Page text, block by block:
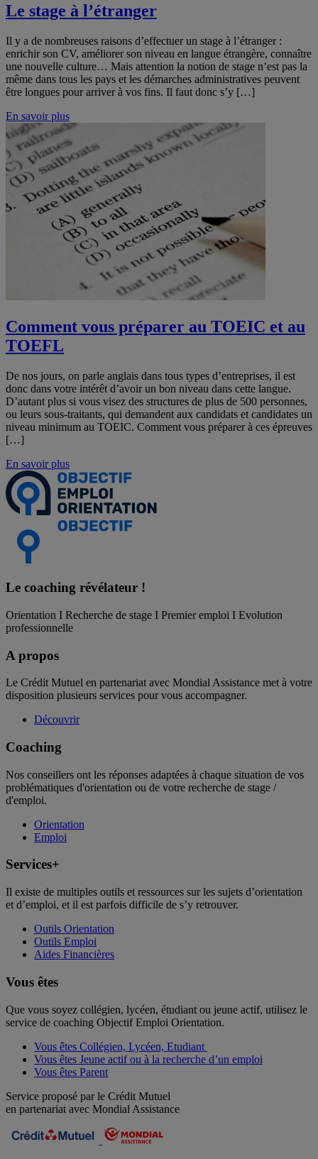
Le stage à l’étranger
Il y a de nombreuses raisons d’effectuer un stage à l’étranger :
enrichir son CV, améliorer son niveau en langue étrangère, connaître
une nouvelle culture… Mais attention la notion de stage n’est pas la
même dans tous les pays et les démarches administratives peuvent
être longues pour arriver à vos fins. Il faut donc s’y […]
En savoir plus
Comment vous préparer au TOEIC et au
TOEFL
De nos jours, on parle anglais dans tous types d’entreprises, il est
donc dans votre intérêt d’avoir un bon niveau dans cette langue.
D’autant plus si vous visez des structures de plus de 500 personnes,
ou leurs sous-traitants, qui demandent aux candidats et candidates un
niveau minimum au TOEIC. Comment vous préparer à ces épreuves
[…]
En savoir plus
Le coaching révélateur !
Orientation I Recherche de stage I Premier emploi I Evolution
professionnelle
A propos
Le Crédit Mutuel en partenariat avec Mondial Assistance met à votre
disposition plusieurs services pour vous accompagner.
Découvrir
Coaching
Nos conseillers ont les réponses adaptées à chaque situation de vos
problématiques d'orientation ou de votre recherche de stage /
d'emploi.
Orientation
Emploi
Services+
Il existe de multiples outils et ressources sur les sujets d’orientation
et d’emploi, et il est parfois difficile de s’y retrouver.
Outils Orientation
Outils Emploi
Aides Financières
Vous êtes
Que vous soyez collégien, lycéen, étudiant ou jeune actif, utilisez le
service de coaching Objectif Emploi Orientation.
Vous êtes Collégien, Lycéen, Etudiant
Vous êtes Jeune actif ou à la recherche d’un emploi
Vous êtes Parent
Service proposé par le Crédit Mutuel
en partenariat avec Mondial Assistance